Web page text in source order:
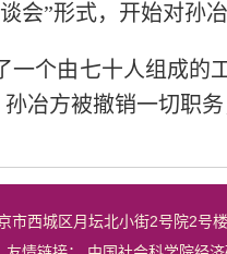
会”形式，开始对孙
一个由七十人组成的
冶方被撤销一切职
市西城区月坛北小街2号院2号